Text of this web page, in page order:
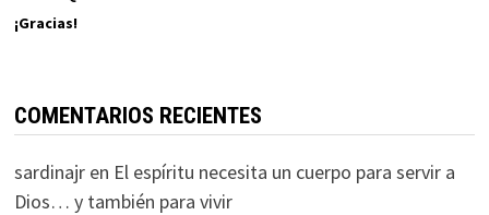
¡Gracias!
COMENTARIOS RECIENTES
sardinajren El espíritu necesita un cuerpo para servir a
Dios… y también para vivir